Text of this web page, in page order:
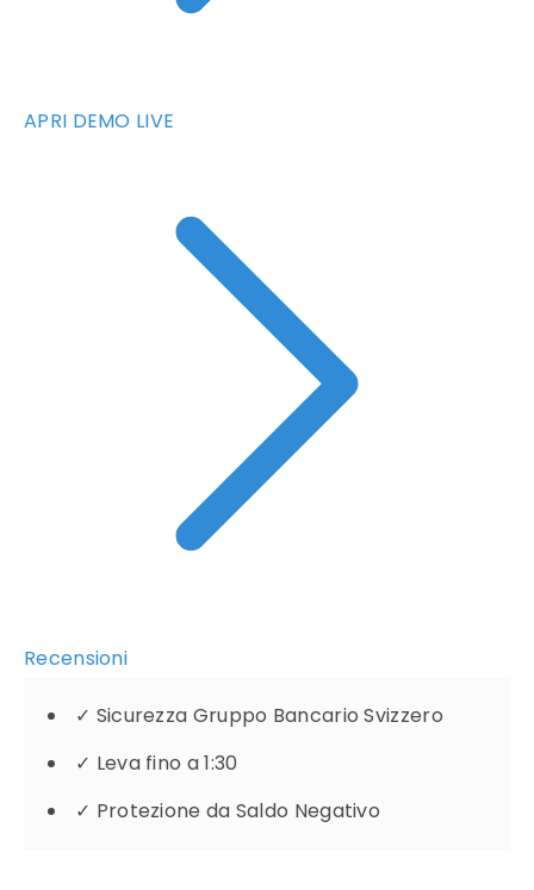
APRI DEMO LIVE
Recensioni
✓ Sicurezza Gruppo Bancario Svizzero
✓ Leva fino a 1:30
✓ Protezione da Saldo Negativo